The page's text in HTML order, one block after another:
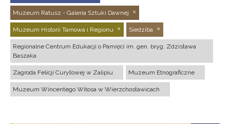
Muzeum Ratusz - Galeria Sztuki Dawnej
Muzeum Historii Tarnowa i Regionu Siedziba
Regionalne Centrum Edukacji o Pamięci im. gen. bryg. Zdzisława
Baszaka
Zagroda Felicji Curyłowej w Zalipiu Muzeum Etnograficzne
Muzeum Wincentego Witosa w Wierzchosławicach